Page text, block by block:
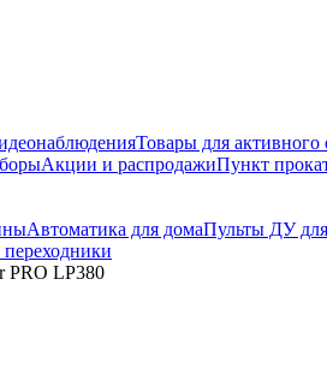
Товары для активного
Акции и распродажиПункт
Автоматика для домаПульты ДУ для
PRO LP380